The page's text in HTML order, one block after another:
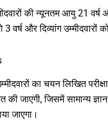
की न्यूनतम आयु 21
3 वर्ष और दिव्यांग
का चयन लिखित
की जाएगी, जिसमें सामान्य
जाएगा।